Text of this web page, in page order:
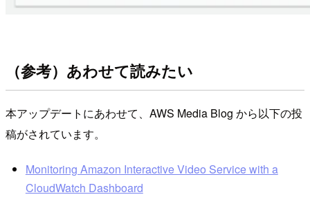
（参考）あわせて読みたい
本アップデートにあわせて、AWS Media Blog から以下の投
稿がされています。
Monitoring Amazon Interactive Video Service with a
CloudWatch Dashboard